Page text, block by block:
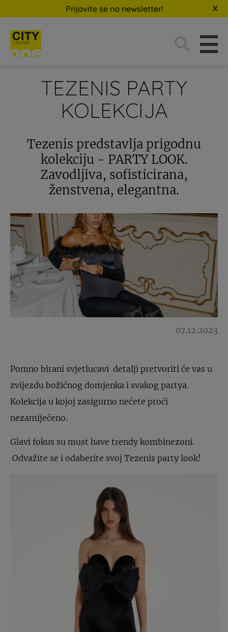
Prijavite se na newsletter!
TEZENIS PARTY
KOLEKCIJA
Tezenis predstavlja prigodnu
kolekciju - PARTY LOOK.
Zavodljiva, sofisticirana,
ženstvena, elegantna.
07.12.2023
Pomno birani svjetlucavi detalji pretvoriti će vas u
zvijezdu božićnog domjenka i svakog partya.
Kolekcija u kojoj zasigurno nećete proći
nezamijećeno.
Glavi fokus su must have trendy kombinezoni.
Odvažite se i odaberite svoj Tezenis party look!